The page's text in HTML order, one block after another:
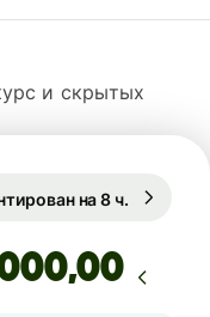
и скрытых
на 8 ч.
,00